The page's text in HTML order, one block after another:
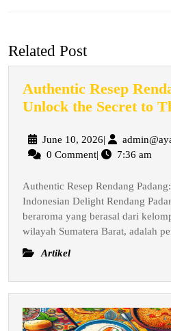
Related Post
Authentic Resep
Unlock the Secret to
June 10, 2026June
10,
|
0 Comment| 7:36 am
Authentic Resep Rendang
Indonesian Delight Rendang
beraroma yang berasal dari
wilayah Sumatera Barat, adalah
Artikel